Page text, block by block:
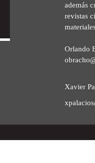
además
revistas
Orlando
Xavier